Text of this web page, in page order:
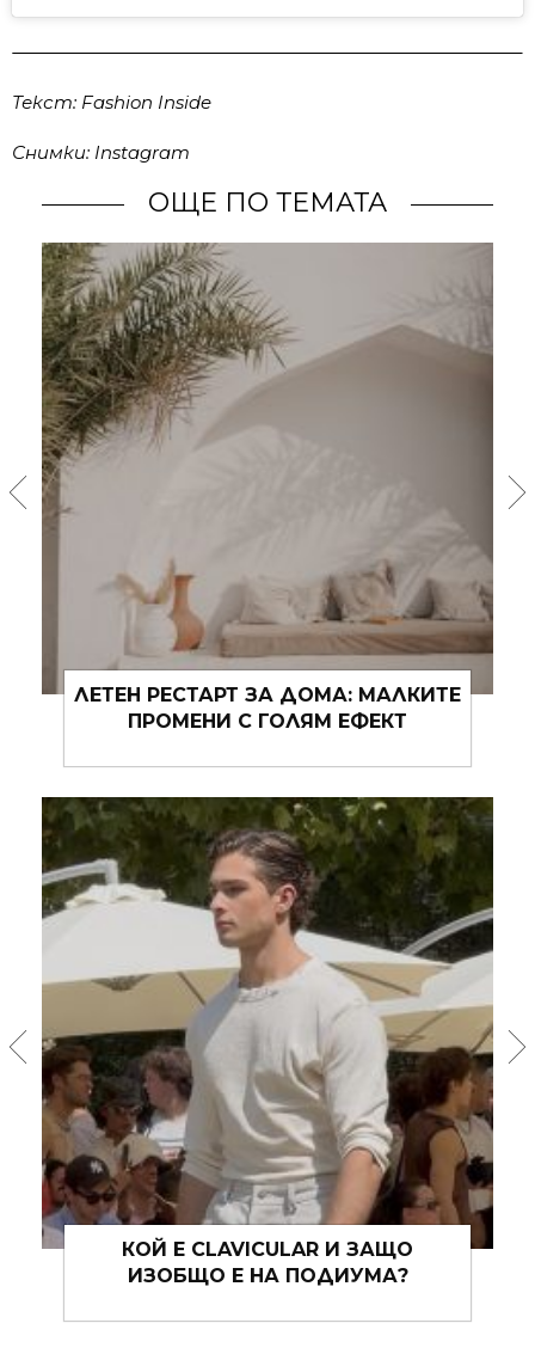
Текст: Fashion Inside
Снимки: Instagram
ОЩЕ ПО ТЕМАТА
BUTTER YELLOW, CHERRY RED: КАК
ХРАНАТА СЛЕДВА МОДАТА
MOCKTAILS: ЛЯТНАТА GEN Z
ОБСЕСИЯ